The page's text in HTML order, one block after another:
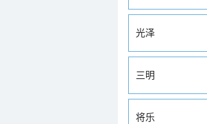
光泽
三明
将乐